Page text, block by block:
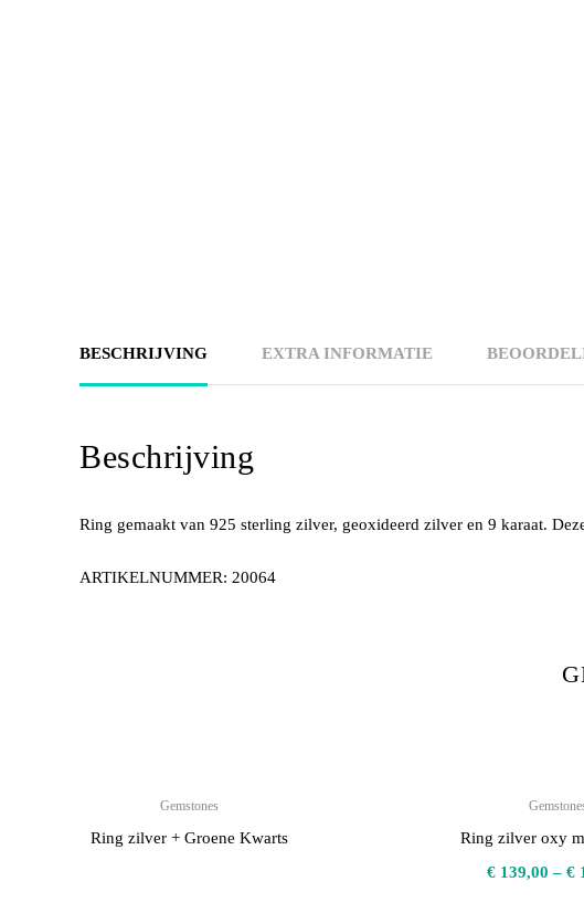
BESCHRIJVING EXTRA INFORMATIE
Beschrijving
Ring gemaakt van 925 sterling zilver, geoxideerd zilver en 9 karaat.
ARTIKELNUMMER: 20064
Gemstones
Ring zilver + Groene Kwarts
Ring zilver oxy
€ 139,00 –€